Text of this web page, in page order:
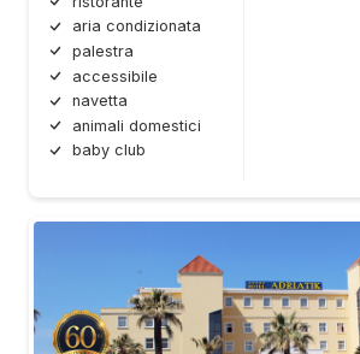
aria condizionata
palestra
accessibile
navetta
animali domestici
baby club